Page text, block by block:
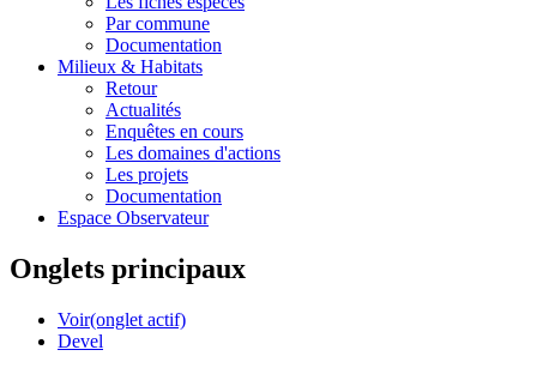
Par commune
Documentation
Milieux & Habitats
Retour
Actualités
Enquêtes en cours
Les domaines d'actions
Les projets
Documentation
Espace Observateur
Onglets principaux
Voir(onglet actif)
Devel